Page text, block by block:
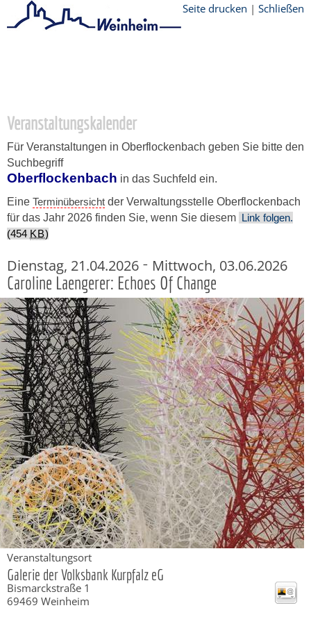
Seite drucken | Schließen
Veranstaltungskalender
Für Veranstaltungen in Oberflockenbach geben Sie bitte den
Suchbegriff
Oberflockenbach in das Suchfeld ein.
Eine Terminübersicht der Verwaltungsstelle Oberflockenbach
für das Jahr 2026 finden Sie, wenn Sie diesem Link folgen.
(454 KB)
Dienstag, 21.04.2026 - Mittwoch, 03.06.2026
Caroline Laengerer: Echoes Of Change
Veranstaltungsort
Galerie der Volksbank Kurpfalz eG
Bismarckstraße 1
69469 Weinheim